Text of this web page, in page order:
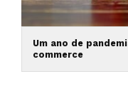
Um ano de
commerce